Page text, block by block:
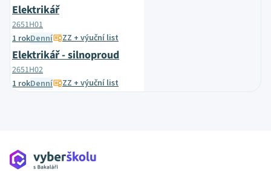
Elektrikář
2651H01
1 rokDenní ZZ + výuční list
Elektrikář - silnoproud
2651H02
1 rokDenní ZZ + výuční list